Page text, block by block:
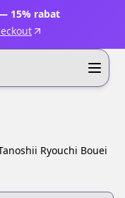
15% rabat
Ryouchi Bouei